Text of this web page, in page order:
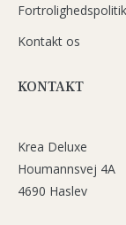
Fortrolighedspolitik
Kontakt os
KONTAKT
Krea Deluxe
Houmannsvej 4A
4690 Haslev